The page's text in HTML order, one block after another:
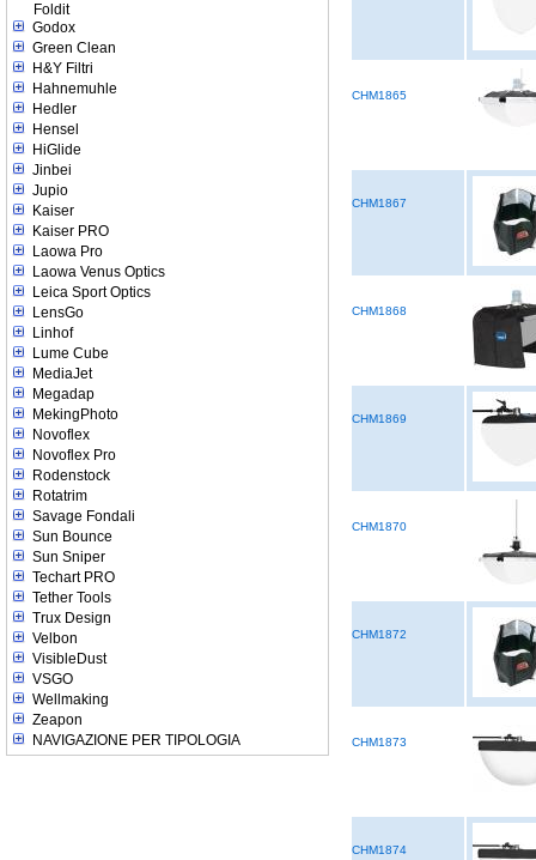
Foldit
Godox
Green Clean
H&Y Filtri
Hahnemuhle
Hedler
Hensel
HiGlide
Jinbei
Jupio
Kaiser
Kaiser PRO
Laowa Pro
Laowa Venus Optics
Leica Sport Optics
LensGo
Linhof
Lume Cube
MediaJet
Megadap
MekingPhoto
Novoflex
Novoflex Pro
Rodenstock
Rotatrim
Savage Fondali
Sun Bounce
Sun Sniper
Techart PRO
Tether Tools
Trux Design
Velbon
VisibleDust
VSGO
Wellmaking
Zeapon
NAVIGAZIONE PER TIPOLOGIA
CHM1865
CHM1867
CHM1868
CHM1869
CHM1870
CHM1872
CHM1873
CHM1874